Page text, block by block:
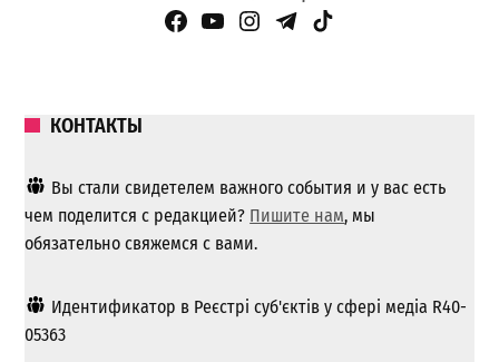
Facebook Page
YouTube
Instagram
Telegram
TikTok
КОНТАКТЫ
Вы стали свидетелем важного события и у вас есть
чем поделится с редакцией? Пишите нам, мы
обязательно свяжемся с вами.
Идентификатор в Реєстрі суб'єктів у сфері медіа R40-
05363